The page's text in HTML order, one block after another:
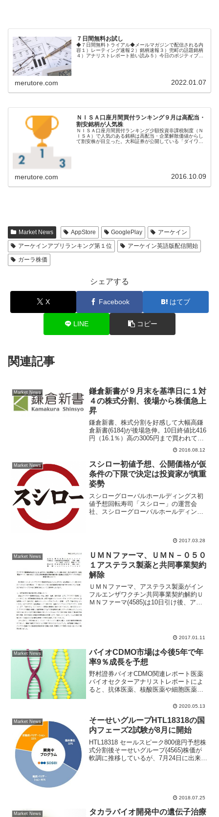
７日間無料お試し
◆７日間無料トライアル◆メールマガジンで配信される内
容１）レーティング速報２）銘柄速報３）兜町の話題銘柄
４）アナリストレポート拾い読み５）今日のポジティブ＆
merutore.com 2022.01.07
ＮＩＳＡ口座月間買付ランキング９月は高配当・
割安銘柄が人気株
ＮＩＳＡ口座月間買付ランキング少額投資非課税制度（Ｎ
ＩＳＡ）で人気のある銘柄は高配当・企業解散価値からし
て割安株が目立った。大和証券が公開している「ダイワＮ
merutore.com 2016.10.09
Market News AppStore GooglePlay
アーケイン
アーケインアプリランキング第１位
アーケイン英語版配信開始
ガーラ株価
シェアする
X Facebook はてブ
LINE コピー
関連記事
Market News
鎌倉新書が９月末を基準日に１対
４の株式分割、後場から株価急上
昇
鎌倉新書、株式分割を好感して大幅高鎌
倉新書(6184)が後場急伸。10日終値比416
円（16.1％）高の3005円まで買われてい
る。きょうの正午に、９月30日を基準
日、10月１日を効力発生日として、現在
の１株を４株に分割すると発表した。投
資...
2016.08.12
Market News
スシロー初値予想、公開価格が仮
条件の下限で決定は投資家が慎重
姿勢
スシローグローバルホールディングス初
値予想回転寿司「スシロー」の運営会
社、スシローグローバルホールディング
2017.03.28
Market News
ＵＭＮファーマ、ＵＭＮ－０５０
１アステラス製薬と共同事業契約
解除
ＵＭＮファーマ、アステラス製薬がイン
フルエンザワクチン共同事業契約解約Ｕ
ＭＮファーマ(4585)は10日引け後、アス
2017.01.11
Market News
バイオCDMO市場は今後5年で年
率9％成長を予想
野村證券バイオCDMO関連レポート医薬
バイオセクターアナリストレポートによ
ると、抗体医薬、核酸医薬や細胞医薬な
る成長が見込めると指摘。日本の化学・
場に参入する動きが活発...
2020.05.13
Market News
そーせいグループHTL18318の国
内フェーズ2試験が8月に開始
HTL18318 セールスピーク800億円予想株
式分割後そーせいグループ(4565)株価が
軟調に推移しているが、7月24日に出来
2018.07.25
Market News
タカラバイオ開発中の遺伝子治療